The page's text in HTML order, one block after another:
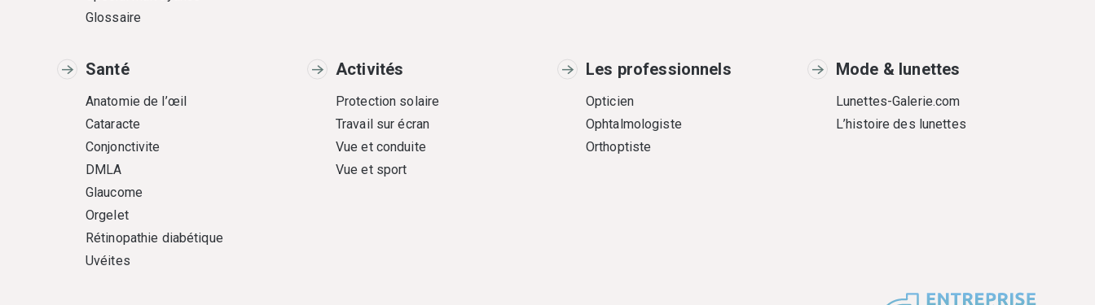
Glossaire
Santé
Anatomie de l’œil
Cataracte
Conjonctivite
DMLA
Glaucome
Orgelet
Rétinopathie diabétique
Uvéites
Activités
Protection solaire
Travail sur écran
Vue et conduite
Vue et sport
Les professionnels
Opticien
Ophtalmologiste
Orthoptiste
Mode & lunettes
Lunettes-Galerie.com
L’histoire des lunettes